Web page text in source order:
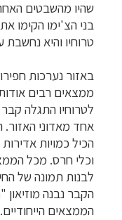
שהיו מהשבטים
בני הצ'ימו הקימו
טרוחיו והיא נחשבת
באזור נערכות
ממצאים רבים
אחד מאדוני
הכיל כמויות
וכלי חרס. מכל
לבנות תמונה של
הקבר נבנה מוזיאון
הממצאים הייחודיים.